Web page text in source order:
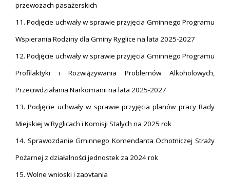
przewozach pasażerskich
11. Podjęcie uchwały w sprawie przyjęcia Gminnego Programu
Wspierania Rodziny dla Gminy Ryglice na lata 2025-2027
12. Podjęcie uchwały w sprawie przyjęcia Gminnego Programu
Profilaktyki i Rozwiązywania Problemów Alkoholowych,
Przeciwdziałania Narkomanii na lata 2025-2027
13. Podjęcie uchwały w sprawie przyjęcia planów pracy Rady
Miejskiej w Ryglicach i Komisji Stałych na 2025 rok
14. Sprawozdanie Gminnego Komendanta Ochotniczej Straży
Pożarnej z działalności jednostek za 2024 rok
15. Wolne wnioski i zapytania